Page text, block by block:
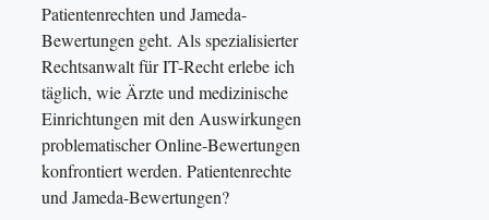
Patientenrechten und Jameda-
Bewertungen geht. Als spezialisierter
Rechtsanwalt für IT-Recht erlebe ich
täglich, wie Ärzte und medizinische
Einrichtungen mit den Auswirkungen
problematischer Online-Bewertungen
konfrontiert werden. Patientenrechte
und Jameda-Bewertungen?